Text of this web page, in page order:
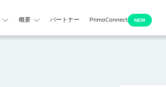
概要 パートナー PrimoConnect